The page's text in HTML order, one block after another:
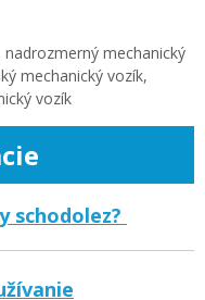
nadrozmerný mechanický
mechanický vozík,
vozík
schodolez?